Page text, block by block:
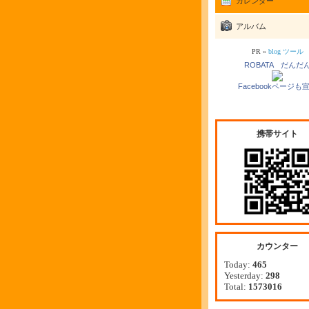
アルバム
PR » blog ツール
ROBATA だんだ
Facebookページも
携帯サイト
カウンター
Today: 465
Yesterday: 298
Total: 1573016